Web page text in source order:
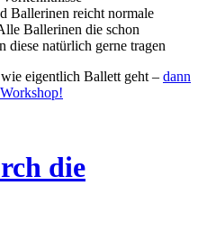
Ballerinen reicht normale
Ballerinen die schon
diese natürlich gerne tragen
eigentlich Ballett geht – dann
die